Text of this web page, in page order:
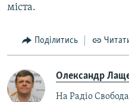
міста.
Поділитись
Олександр
На Радіо